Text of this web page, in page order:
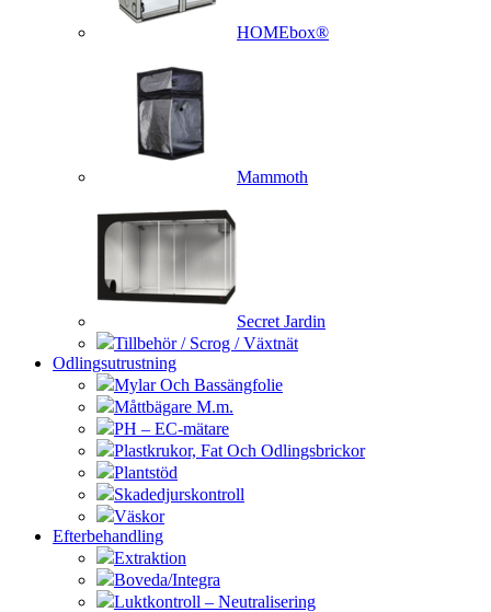
HOMEbox®
Mammoth
Secret Jardin
Tillbehör / Scrog / Växtnät
Odlingsutrustning
Mylar Och Bassängfolie
Måttbägare M.m.
PH – EC-mätare
Plastkrukor, Fat Och Odlingsbrickor
Plantstöd
Skadedjurskontroll
Väskor
Efterbehandling
Extraktion
Boveda/Integra
Luktkontroll – Neutralisering